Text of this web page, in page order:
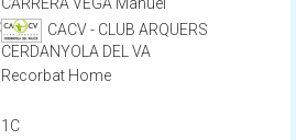
CACV - CLUB ARQUERS
CERDANYOLA DEL VA
Recorbat Home
1C